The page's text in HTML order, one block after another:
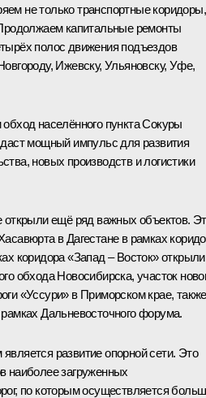
не только транспортные коридоры,
капитальные ремонты
полос движения подъездов
Ижевску, Ульяновску, Уфе,
населённого пункта Сокуры
мощный импульс для развития
новых производств и логистики
открыли ещё ряд важных объектов.
в Дагестане в рамках
коридора «Запад – Восток» открыли
обхода Новосибирска, участок
«Уссури» в Приморском крае, также
Дальневосточного форума.
развитие опорной сети. Это
наиболее загруженных
по которым осуществляется